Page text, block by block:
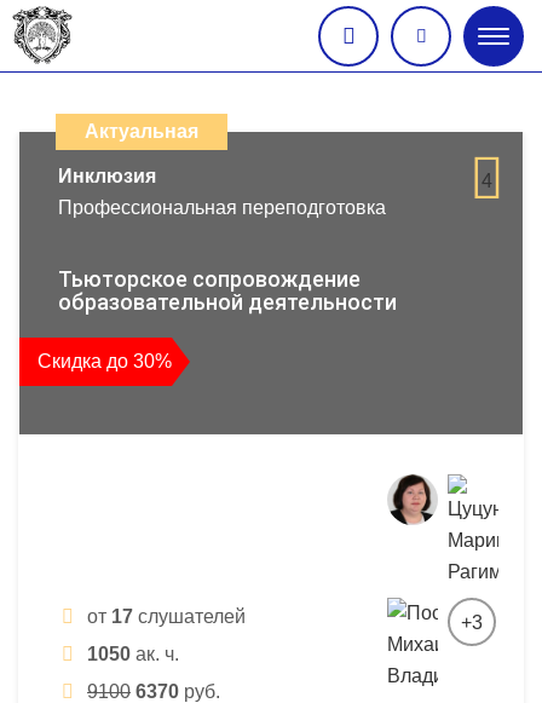
меню
дистанционных
образовательных
повышения
квалификации
и
профессиональной
Актуальная
4
Инклюзия
Профессиональная переподготовка
Тьюторское сопровождение
образовательной деятельности
Скидка до 30%
от 17 слушателей
1050 ак. ч.
9100 6370 руб.
+3